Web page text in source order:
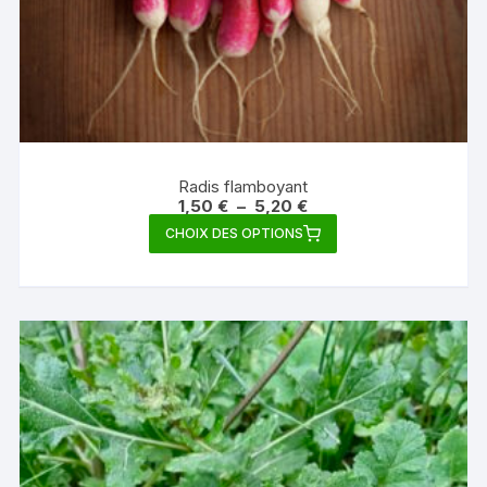
Radis flamboyant
1,50€ – 5,20€Plage
de
prix :
1,50 €
CHOIX DES OPTIONS
produit
variations.
Les
options
peuvent
être
choisies